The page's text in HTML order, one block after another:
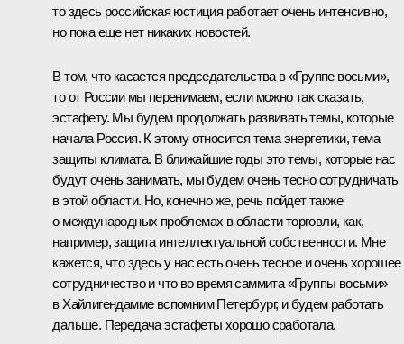
то здесь российская юстиция работает очень интенсивно,
но пока еще нет никаких новостей.
В том, что касается председательства в «Группе восьми»,
то от России мы перенимаем, если можно так сказать,
эстафету. Мы будем продолжать развивать темы, которые
начала Россия. К этому относится тема энергетики, тема
защиты климата. В ближайшие годы это темы, которые нас
будут очень занимать, мы будем очень тесно сотрудничать
в этой области. Но, конечно же, речь пойдет также
о международных проблемах в области торговли, как,
например, защита интеллектуальной собственности. Мне
кажется, что здесь у нас есть очень тесное и очень хорошее
сотрудничество и что во время саммита «Группы восьми»
в Хайлигендамме вспомним Петербург, и будем работать
дальше. Передача эстафеты хорошо сработала.